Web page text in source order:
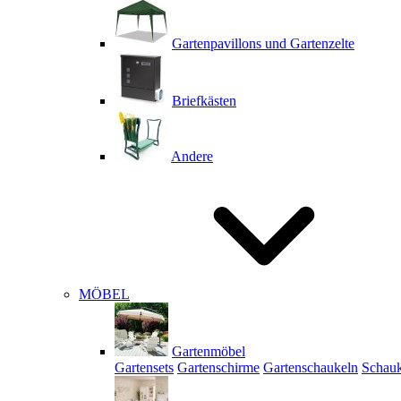
Gartenpavillons und Gartenzelte
Briefkästen
Andere
MÖBEL
Gartenmöbel
Gartensets Gartenschirme Gartenschaukeln